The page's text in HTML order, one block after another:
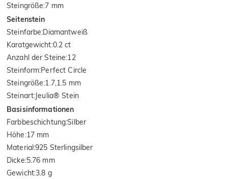
Steingröße:7 mm
Seitenstein
Steinfarbe:Diamantweiß
Karatgewicht:0.2 ct
Anzahl der Steine:12
Steinform:Perfect Circle
Steingröße:1.7,1.5 mm
Steinart:Jeulia® Stein
Basisinformationen
Farbbeschichtung:Silber
Höhe:17 mm
Material:925 Sterlingsilber
Dicke:5.76 mm
Gewicht:3.8 g